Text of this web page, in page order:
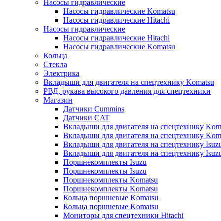
Насосы гидравлические
Насосы гидравлические Komatsu
Насосы гидравлические Hitachi
Насосы гидравлические
Насосы гидравлические Hitachi
Насосы гидравлические Komatsu
Кольца
Стекла
Электрика
Вкладыши для двигателя на спецтехнику Komatsu
РВД, рукава высокого давления для спецтехники
Магазин
Датчики Cummins
Датчики CAT
Вкладыши для двигателя на спецтехнику
Вкладыши для двигателя на спецтехнику
Вкладыши для двигателя на спецтехнику
Вкладыши для двигателя на спецтехнику
Поршнекомплекты Isuzu
Поршнекомплекты Isuzu
Поршнекомплекты Komatsu
Поршнекомплекты Komatsu
Кольца поршневые Komatsu
Кольца поршневые Komatsu
Мониторы для спецтехники Hitachi